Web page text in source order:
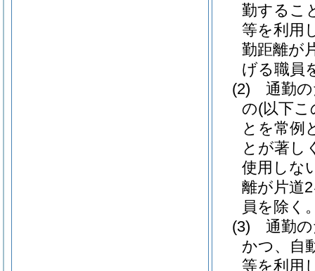
勤するこ
等を利用
勤距離が
げる職員
(2)
通勤
の(以下
とを常例
とが著し
使用しな
離が片道
員を除く
(3)
通勤
かつ、自
等を利用